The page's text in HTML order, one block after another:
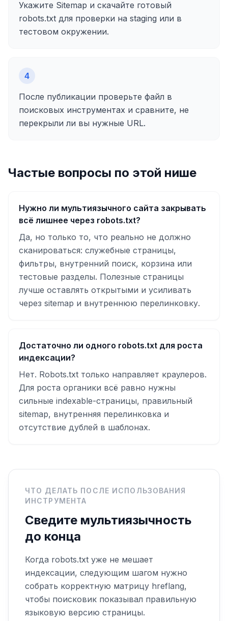
Укажите Sitemap и скачайте готовый
robots.txt для проверки на staging или в
тестовом окружении.
4
После публикации проверьте файл в
поисковых инструментах и сравните, не
перекрыли ли вы нужные URL.
Частые вопросы по этой нише
Нужно ли мультиязычного сайта закрывать
всё лишнее через robots.txt?
Да, но только то, что реально не должно
сканироваться: служебные страницы,
фильтры, внутренний поиск, корзина или
тестовые разделы. Полезные страницы
лучше оставлять открытыми и усиливать
через sitemap и внутреннюю перелинковку.
Достаточно ли одного robots.txt для роста
индексации?
Нет. Robots.txt только направляет краулеров.
Для роста органики всё равно нужны
сильные indexable-страницы, правильный
sitemap, внутренняя перелинковка и
отсутствие дублей в шаблонах.
ЧТО ДЕЛАТЬ ПОСЛЕ ИСПОЛЬЗОВАНИЯ
ИНСТРУМЕНТА
Сведите мультиязычность
до конца
Когда robots.txt уже не мешает
индексации, следующим шагом нужно
собрать корректную матрицу hreflang,
чтобы поисковик показывал правильную
языковую версию страницы.